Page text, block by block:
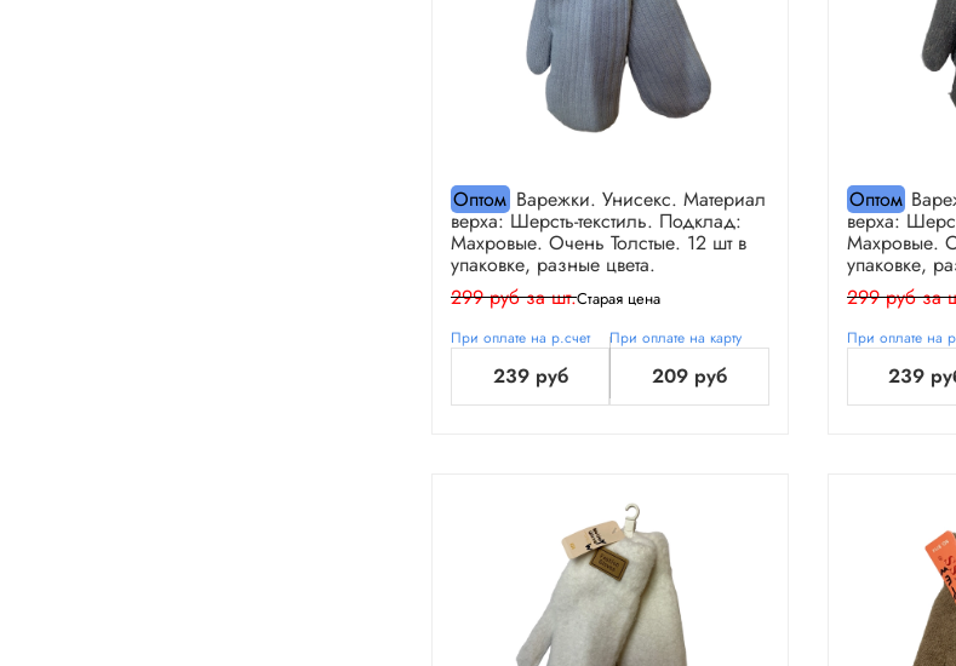
ОптомВарежки. Унисекс. Материал
верха: Шерсть-текстиль. Подклад:
Махровые. Очень Толстые. 12 шт в
упаковке, разные цвета.
299 руб за шт.Старая цена
При оплате на р.счет
239 руб
При оплате на карту
209 руб
Оптом
верха:
Махровые.
упаковке,
299 руб за
При оплате на
239